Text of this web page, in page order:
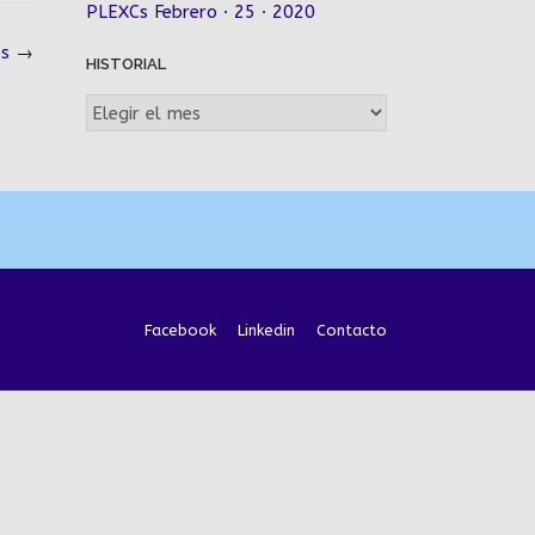
→
PLEXCs Febrero · 25 · 2020
HISTORIAL
Historial
Facebook Linkedin Contacto